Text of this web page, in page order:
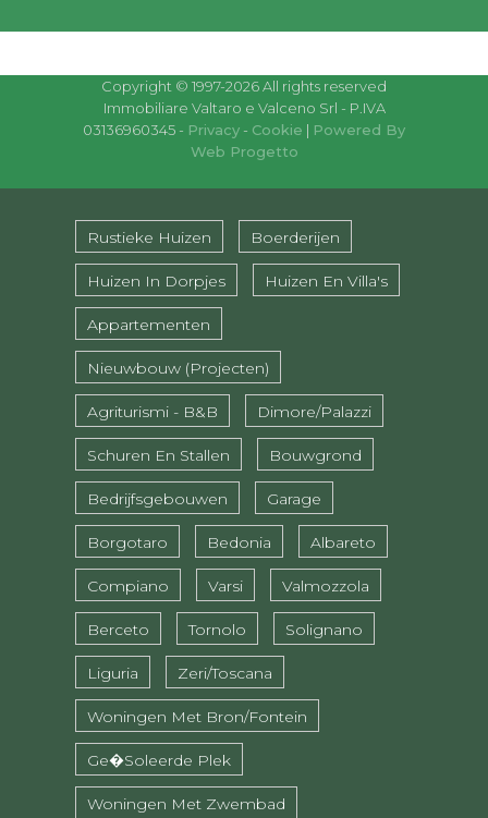
Copyright © 1997-2026 All rights reserved
Immobiliare Valtaro e Valceno Srl - P.IVA
03136960345 - Privacy - Cookie | Powered By
Web Progetto
Rustieke Huizen Boerderijen
Huizen In Dorpjes Huizen En Villa's
Appartementen
Nieuwbouw (projecten)
Agriturismi - B&B Dimore/Palazzi
Schuren En Stallen Bouwgrond
Bedrijfsgebouwen Garage
Borgotaro Bedonia Albareto
Compiano Varsi Valmozzola
Berceto Tornolo Solignano
Liguria Zeri/Toscana
Woningen Met Bron/fontein
Ge�soleerde Plek
Woningen Met Zwembad